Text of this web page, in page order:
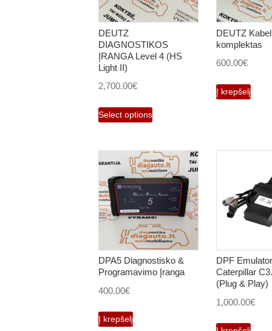
DEUTZ
DIAGNOSTIKOS
ĮRANGA Level 4 (HS
Light II)
2,700.00€
Select options
DEUTZ
komplektas
600.00€
Į krepšelį
DPA5 Diagnostisko &
Programavimo Įranga
400.00€
Į krepšelį
DPF
Caterpillar
(Plug & Play)
1,000.00€